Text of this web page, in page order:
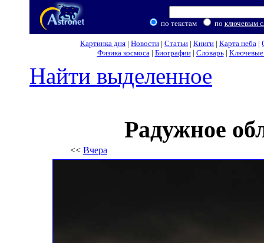
по текстам по ключевым
Картинка дня | Новости | Статьи | Книги | Карта неба |
Физика космоса| Биографии| Словарь| Ключевые
Найти выделенное
Радужное
<< Вчера